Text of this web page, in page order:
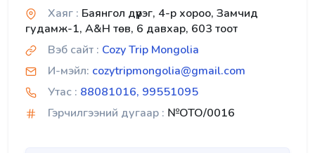
Хаяг : Баянгол дүүрэг, 4-р хороо, Замчид
гудамж-1, A&H төв, 6 давхар, 603 тоот
Вэб сайт : Cozy Trip Mongolia
И-мэйл: cozytripmongolia@gmail.com
Утас : 88081016, 99551095
Гэрчилгээний дугаар : №OTO/0016